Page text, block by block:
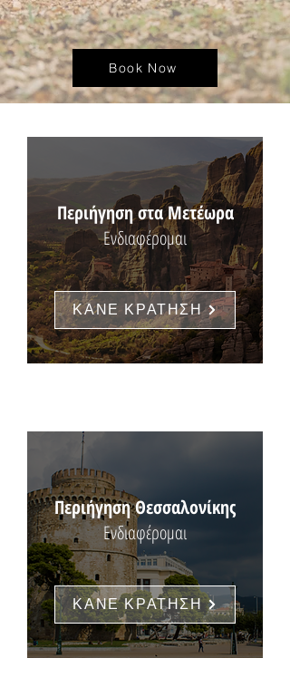
Book Now
ΚΑΝΕ ΚΡΑΤΗΣΗ
Περιήγηση στα Μετέωρα
Ενδιαφέρομαι
ΚΑΝΕ ΚΡΑΤΗΣΗ
Περιήγηση Θεσσαλονίκης
Ενδιαφέρομαι